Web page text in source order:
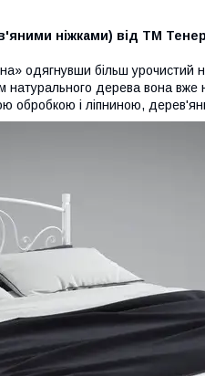
ніжками) від ТМ
одягнувши більш урочистий
натурального дерева вона
обробкою і ліпниною,